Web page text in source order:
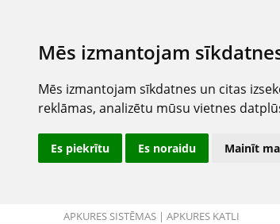
Mēs izmantojam
Mēs izmantojam sīkdatnes un citas
reklāmas, analizētu mūsu vietnes
Es piekrītu Es noraidu Mainīt
APKURES SISTĒMAS | APKURES KATLI